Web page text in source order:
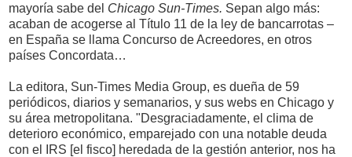
mayoría sabe del Chicago Sun-Times. Sepan algo más:
acaban de acogerse al Título 11 de la ley de bancarrotas –
en España se llama Concurso de Acreedores, en otros
países Concordata…
La editora, Sun-Times Media Group, es dueña de 59
periódicos, diarios y semanarios, y sus webs en Chicago y
su área metropolitana. "Desgraciadamente, el clima de
deterioro económico, emparejado con una notable deuda
con el IRS [el fisco] heredada de la gestión anterior, nos ha